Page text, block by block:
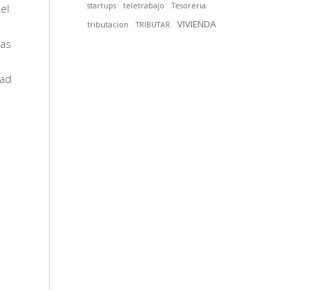
startups
teletrabajo
Tesoreria
tributacion
TRIBUTAR VIVIENDA